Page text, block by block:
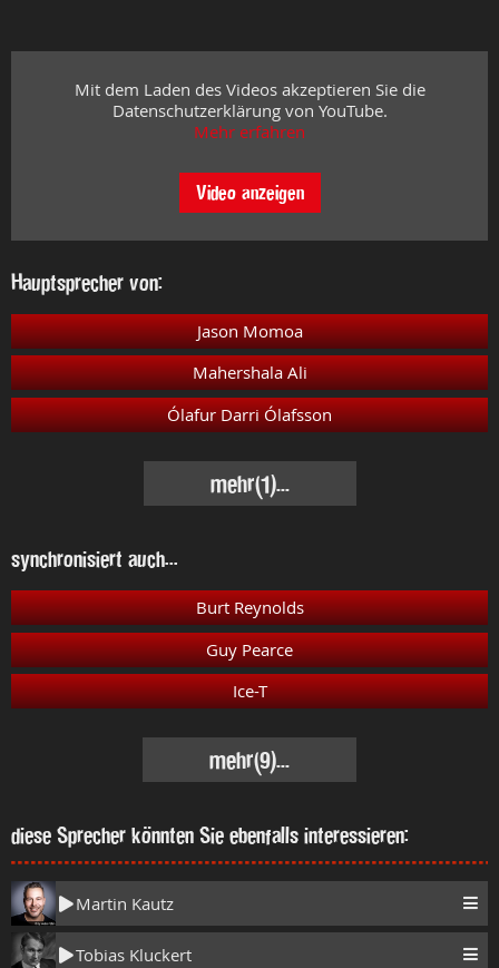
Mit dem Laden des Videos akzeptieren Sie die
Datenschutzerklärung von YouTube.
Mehr erfahren
Video anzeigen
Hauptsprecher von:
Jason Momoa
Mahershala Ali
Ólafur Darri Ólafsson
mehr(1)...
synchronisiert auch...
Burt Reynolds
Guy Pearce
Ice-T
mehr(9)...
diese Sprecher könnten Sie ebenfalls interessieren:
Martin Kautz
Tobias Kluckert